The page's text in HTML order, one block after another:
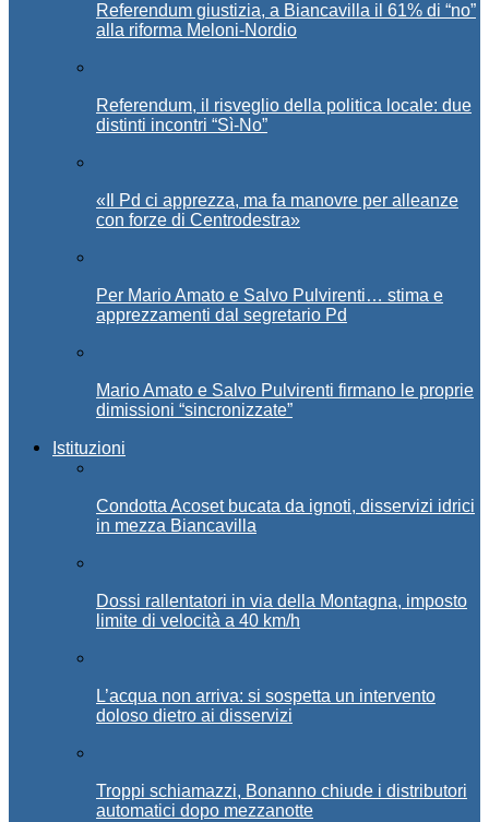
Referendum giustizia, a Biancavilla il 61% di “no”
alla riforma Meloni-Nordio
Referendum, il risveglio della politica locale: due
distinti incontri “Sì-No”
«Il Pd ci apprezza, ma fa manovre per alleanze
con forze di Centrodestra»
Per Mario Amato e Salvo Pulvirenti… stima e
apprezzamenti dal segretario Pd
Mario Amato e Salvo Pulvirenti firmano le proprie
dimissioni “sincronizzate”
Istituzioni
Condotta Acoset bucata da ignoti, disservizi idrici
in mezza Biancavilla
Dossi rallentatori in via della Montagna, imposto
limite di velocità a 40 km/h
L’acqua non arriva: si sospetta un intervento
doloso dietro ai disservizi
Troppi schiamazzi, Bonanno chiude i distributori
automatici dopo mezzanotte